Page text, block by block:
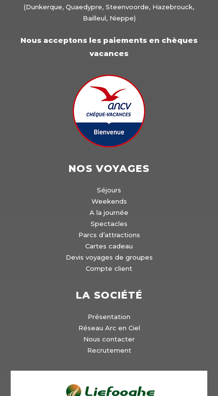
(Dunkerque, Quaedypre, Steenvoorde, Hazebrouck,
Bailleul, Nieppe)
Nous acceptons les paiements en chèques
vacances
NOS VOYAGES
Séjours
Weekends
A la journée
Spectacles
Parcs d’attractions
Cartes cadeau
Devis voyages de groupes
Compte client
LA SOCIÉTÉ
Présentation
Réseau Arc en Ciel
Nous contacter
Recrutement